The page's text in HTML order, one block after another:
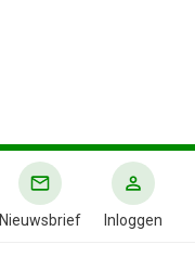
Nieuwsbrief Inloggen